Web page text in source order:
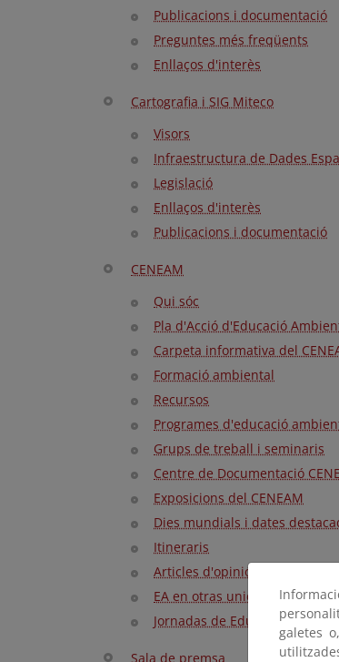
Publicacions i documentació
Preguntes més freqüents
Enllaços d'interès
Cartografia i SIG Miteco
Visors
Infraestructura de Dades
Legislació
Enllaços d'interès
Publicacions i documentació
CENEAM
Qui sóc
Pla d'Acció d'Educació
Carpeta informativa del
Formació ambiental
Recursos
Programes d'educació
Grups de treball i seminaris
Centre de Documentació
Exposicions del CENEAM
Dies mundials i dates
Itineraris
Articles d'opinió
EA en otras unidades del
Jornadas de Educación
Sala de premsa
galetes